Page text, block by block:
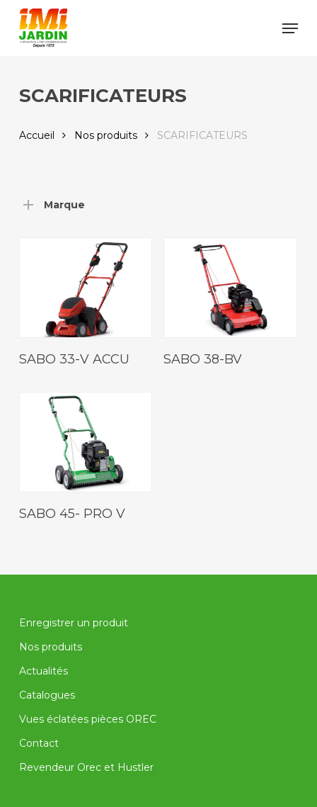
main
SCARIFICATEURS
Accueil Nos produits SCARIFICATEURS
Marque
Lire La Suite
SABO 33-V ACCU Lire La Suite
SABO 38-BV
Lire La Suite
SABO 45- PRO V
Enregistrer un produit
Nos produits
Actualités
Catalogues
Vues éclatées pièces OREC
Contact
Revendeur Orec et Hustler